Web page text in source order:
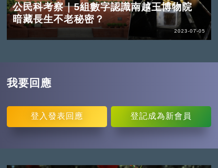
公民科考察｜5組數字認識南越王博物院
暗藏長生不老秘密？
2023-07-05
我要回應
登入 發表回應 登記成為新會員